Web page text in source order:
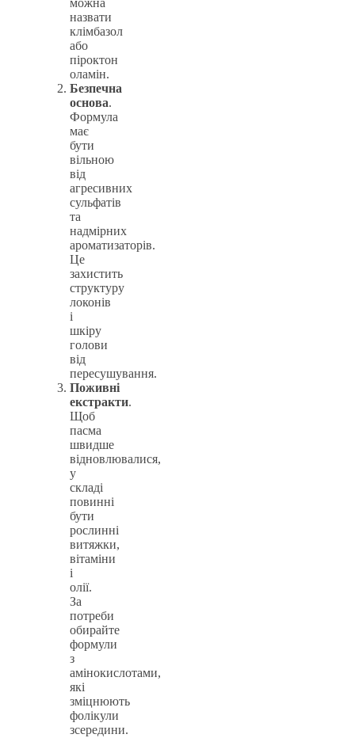
можна
назвати
клімбазол
або
піроктон
оламін.
Безпечна
основа.
Формула
має
бути
вільною
від
агресивних
сульфатів
та
надмірних
ароматизаторів.
Це
захистить
структуру
локонів
і
шкіру
голови
від
пересушування.
Поживні
екстракти.
Щоб
пасма
швидше
відновлювалися,
у
складі
повинні
бути
рослинні
витяжки,
вітаміни
і
олії.
За
потреби
обирайте
формули
з
амінокислотами,
які
зміцнюють
фолікули
зсередини.